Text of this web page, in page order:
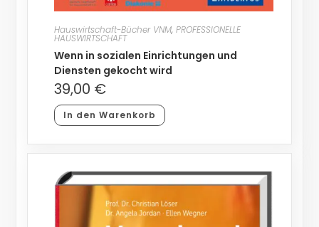
Hauswirtschaft-Bücher VNM, PROFESSIONELLE
HAUSWIRTSCHAFT
Wenn in sozialen Einrichtungen und
Diensten gekocht wird
39,00 €
In den Warenkorb